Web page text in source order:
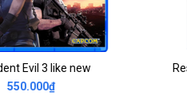
Resident Evil 7